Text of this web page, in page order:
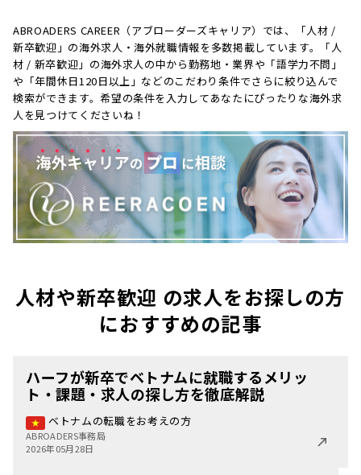
ABROADERS CAREER（アブローダーズキャリア）では、「人材 /
新卒歓迎」の海外求人・海外就職情報を多数掲載しています。「人
材 / 新卒歓迎」の海外求人の中から勤務地・業界や「語学力不問」
や「年間休日120日以上」などのこだわり条件でさらに絞り込んで
検索ができます。希望の条件を入力してあなたにぴったりな海外求
人を見つけてくださいね！
人材や新卒歓迎 の求人をお探しの方
におすすめの記事
ハーフが新卒でベトナムに就職するメリッ
ト・課題・求人の探し方を徹底解説
ベトナムの転職をお考えの方
ABROADERS事務局
2026年05月28日